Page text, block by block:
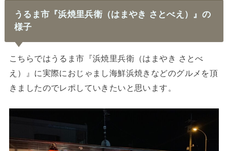
うるま市『浜焼里兵衛（はまやき さとべえ）』の
様子
こちらではうるま市『浜焼里兵衛（はまやき さとべ
え）』に実際におじゃまし海鮮浜焼きなどのグルメを頂
きましたのでレポしていきたいと思います。